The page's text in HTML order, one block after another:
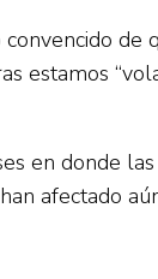
de
en donde las
afectado